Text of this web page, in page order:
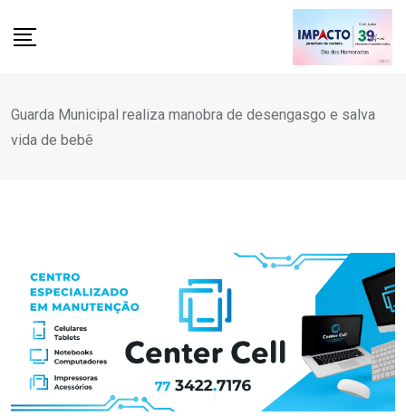
Guarda Municipal realiza manobra de desengasgo e salva
vida de bebê